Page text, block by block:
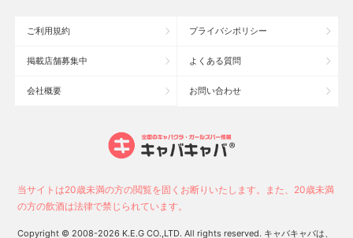
沖縄県
大宮のキャバクラ
六本木のキャバクラ
池袋駅（西口）のキャバクラ
長野市のキャバクラ
宇都宮市のキャバクラ
ご利用規約 プライバシポリシー
掲載店舗募集中 よくある質問
会社概要 お問い合わせ
当サイトは20歳未満の方の閲覧を固くお断りいたします。また、20歳未満
の方の飲酒は法律で禁じられています。
Copyright © 2008-2026 K.E.G CO.,LTD. All rights reserved. キャバキャバは、